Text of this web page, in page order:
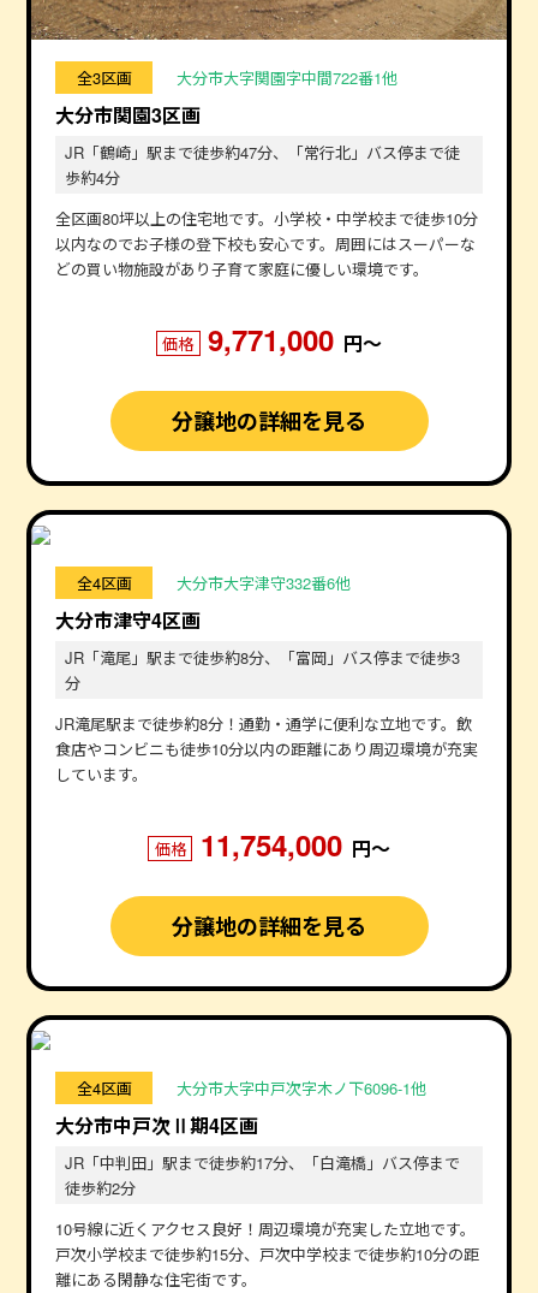
全3区画 大分市大字関園字中間722番1他
大分市関園3区画
JR「鶴崎」駅まで徒歩約47分、「常行北」バス停まで徒
歩約4分
全区画80坪以上の住宅地です。小学校・中学校まで徒歩10分
以内なのでお子様の登下校も安心です。周囲にはスーパーな
どの買い物施設があり子育て家庭に優しい環境です。
価格 9,771,000 円〜
分譲地の詳細を見る
全4区画 大分市大字津守332番6他
大分市津守4区画
JR「滝尾」駅まで徒歩約8分、「富岡」バス停まで徒歩3
分
JR滝尾駅まで徒歩約8分！通勤・通学に便利な立地です。飲
食店やコンビニも徒歩10分以内の距離にあり周辺環境が充実
しています。
価格 11,754,000 円〜
分譲地の詳細を見る
全4区画 大分市大字中戸次字木ノ下6096-1他
大分市中戸次Ⅱ期4区画
JR「中判田」駅まで徒歩約17分、「白滝橋」バス停まで
徒歩約2分
10号線に近くアクセス良好！周辺環境が充実した立地です。
戸次小学校まで徒歩約15分、戸次中学校まで徒歩約10分の距
離にある閑静な住宅街です。